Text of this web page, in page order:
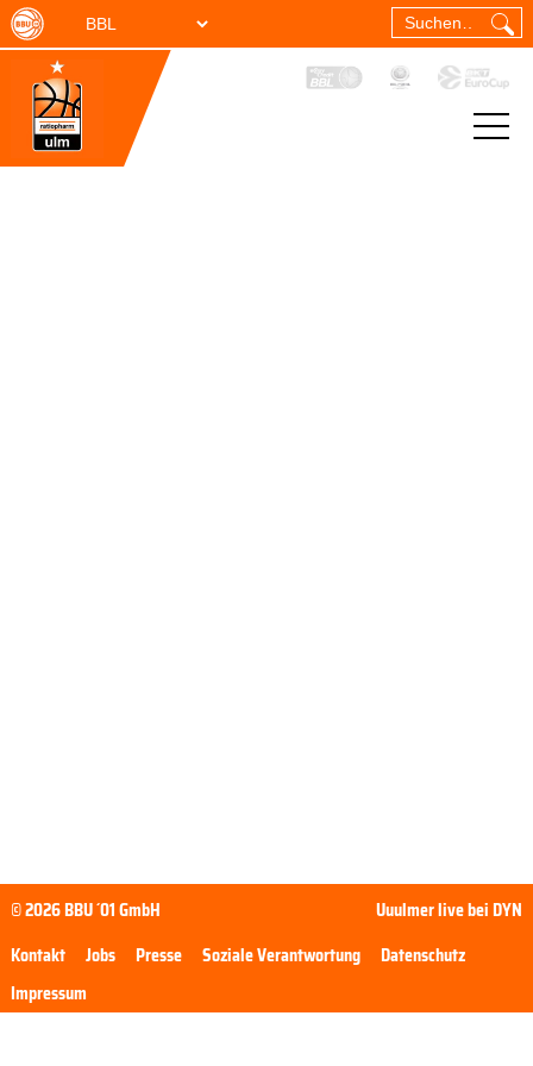
© 2026 BBU ´01 GmbH
Uuulmer live bei DYN
Kontakt
Jobs Presse Soziale Verantwortung
Datenschutz
Impressum